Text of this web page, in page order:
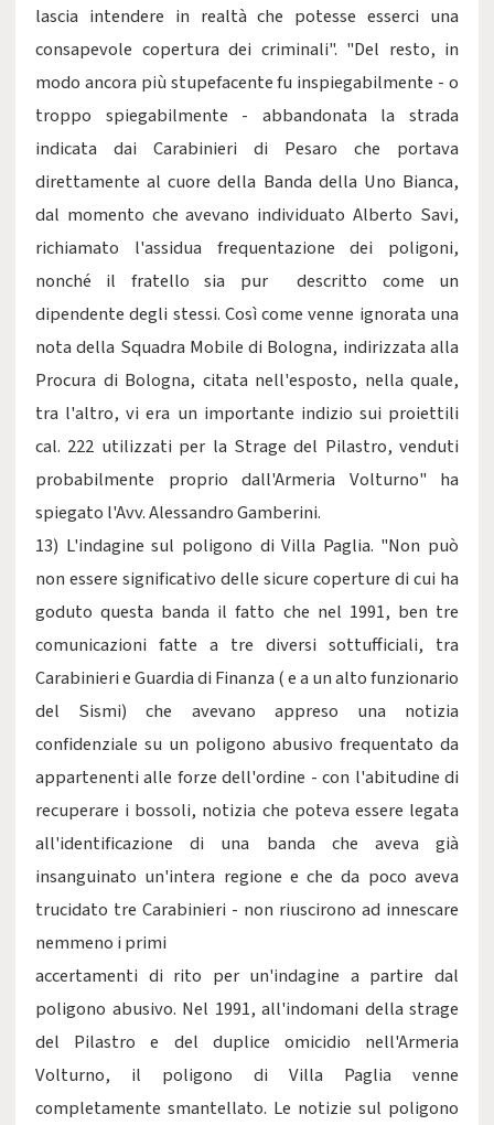
lascia intendere in realtà che potesse esserci una
consapevole copertura dei criminali". "Del resto, in
modo ancora più stupefacente fu inspiegabilmente - o
troppo spiegabilmente - abbandonata la strada
indicata dai Carabinieri di Pesaro che portava
direttamente al cuore della Banda della Uno Bianca,
dal momento che avevano individuato Alberto Savi,
richiamato l'assidua frequentazione dei poligoni,
nonché il fratello sia pur descritto come un
dipendente degli stessi. Così come venne ignorata una
nota della Squadra Mobile di Bologna, indirizzata alla
Procura di Bologna, citata nell'esposto, nella quale,
tra l'altro, vi era un importante indizio sui proiettili
cal. 222 utilizzati per la Strage del Pilastro, venduti
probabilmente proprio dall'Armeria Volturno" ha
spiegato l'Avv. Alessandro Gamberini.
13) L'indagine sul poligono di Villa Paglia. "Non può
non essere significativo delle sicure coperture di cui ha
goduto questa banda il fatto che nel 1991, ben tre
comunicazioni fatte a tre diversi sottufficiali, tra
Carabinieri e Guardia di Finanza ( e a un alto funzionario
del Sismi) che avevano appreso una notizia
confidenziale su un poligono abusivo frequentato da
appartenenti alle forze dell'ordine - con l'abitudine di
recuperare i bossoli, notizia che poteva essere legata
all'identificazione di una banda che aveva già
insanguinato un'intera regione e che da poco aveva
trucidato tre Carabinieri - non riuscirono ad innescare
nemmeno i primi
accertamenti di rito per un'indagine a partire dal
poligono abusivo. Nel 1991, all'indomani della strage
del Pilastro e del duplice omicidio nell'Armeria
Volturno, il poligono di Villa Paglia venne
completamente smantellato. Le notizie sul poligono